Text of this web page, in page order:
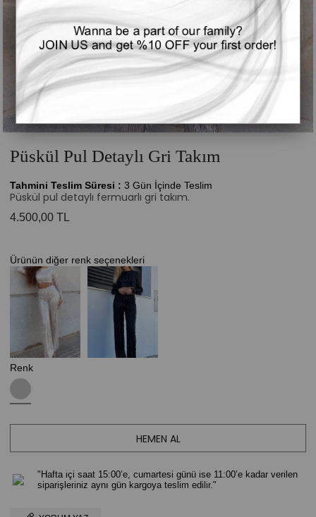
Püskül Pul Detaylı Gri Takım
Tahmini Teslim Süresi : 3 Gün İçinde Teslim
Püskül pul detaylı fermuarlı gri takım.
4.500,00 TL
Renk
"Hafta içi saat 15:00’e, cumartesi günü ise 11:00’e kadar verilen
siparişleriniz aynı gün kargoya teslim edilir."